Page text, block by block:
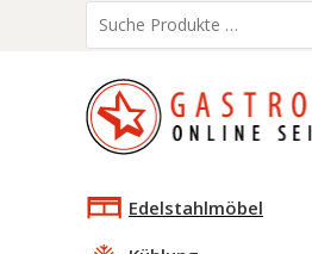
Edelstahlmöbel